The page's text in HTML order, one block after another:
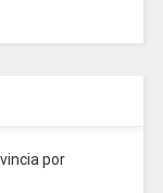
por